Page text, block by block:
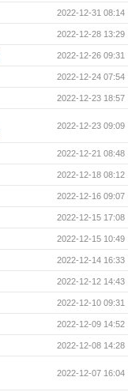
2022-12-31 08:14
2022-12-28 13:29
2022-12-26 09:31
2022-12-24 07:54
2022-12-23 18:57
2022-12-23 09:09
2022-12-21 08:48
2022-12-18 08:12
2022-12-16 09:07
2022-12-15 17:08
2022-12-15 10:49
2022-12-14 16:33
2022-12-12 14:43
2022-12-10 09:31
2022-12-09 14:52
2022-12-08 14:28
2022-12-07 16:04